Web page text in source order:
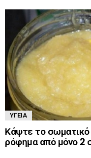
ΥΓΕΊΑ
Κάψτε το σωματικό
ρόφημα από μόνο 2